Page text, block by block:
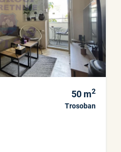
50 m2
Trosoban